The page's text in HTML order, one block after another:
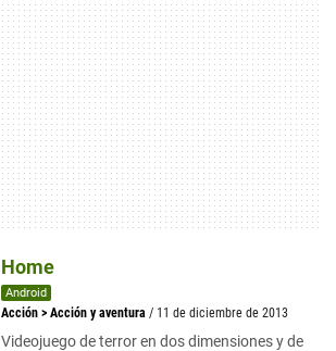
Home
Android
Acción > Acción y aventura / 11 de diciembre de 2013
Videojuego de terror en dos dimensiones y de